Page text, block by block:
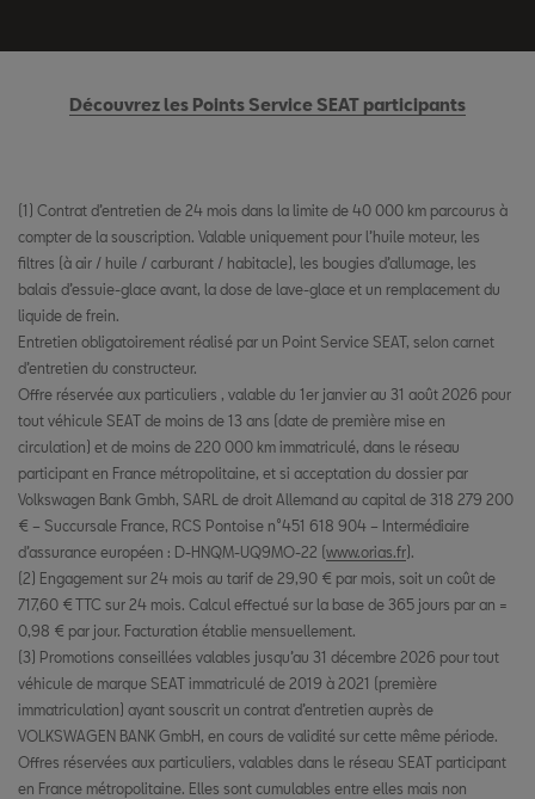
Découvrez les Points Service SEAT participants
(1) Contrat d’entretien de 24 mois dans la limite de 40 000 km parcourus à
compter de la souscription. Valable uniquement pour l’huile moteur, les
filtres (à air / huile / carburant / habitacle), les bougies d’allumage, les
balais d’essuie-glace avant, la dose de lave-glace et un remplacement du
liquide de frein.
Entretien obligatoirement réalisé par un Point Service SEAT, selon carnet
d’entretien du constructeur.
Offre réservée aux particuliers , valable du 1er janvier au 31 août 2026 pour
tout véhicule SEAT de moins de 13 ans (date de première mise en
circulation) et de moins de 220 000 km immatriculé, dans le réseau
participant en France métropolitaine, et si acceptation du dossier par
Volkswagen Bank Gmbh, SARL de droit Allemand au capital de 318 279 200
€ – Succursale France, RCS Pontoise n°451 618 904 – Intermédiaire
d’assurance européen : D-HNQM-UQ9MO-22 ( www.orias.fr ).
(2) Engagement sur 24 mois au tarif de 29,90 € par mois, soit un coût de
717,60 € TTC sur 24 mois. Calcul effectué sur la base de 365 jours par an =
0,98 € par jour. Facturation établie mensuellement.
(3) Promotions conseillées valables jusqu’au 31 décembre 2026 pour tout
véhicule de marque SEAT immatriculé de 2019 à 2021 (première
immatriculation) ayant souscrit un contrat d’entretien auprès de
VOLKSWAGEN BANK GmbH, en cours de validité sur cette même période.
Offres réservées aux particuliers, valables dans le réseau SEAT participant
en France métropolitaine. Elles sont cumulables entre elles mais non